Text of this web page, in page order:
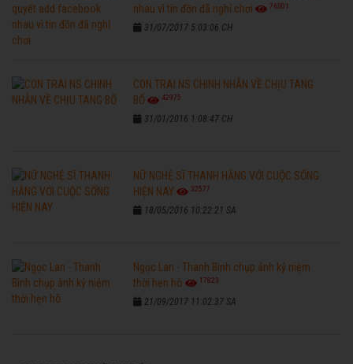
nhau vì tin đồn đã nghỉ chơi
76301
31/07/2017 5:03:06 CH
CON TRAI NS CHINH NHẪN VỀ CHỊU TANG
BỐ
42975
31/01/2016 1:08:47 CH
NỮ NGHỆ SĨ THANH HẰNG VỚI CUỘC SỐNG
HIỆN NAY
32577
18/05/2016 10:22:21 SA
Ngọc Lan - Thanh Bình chụp ảnh kỷ niệm
thời hẹn hò
17823
21/09/2017 11:02:37 SA